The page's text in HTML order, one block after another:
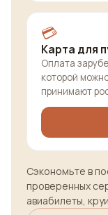
💳
Карта для
Оплата
которой
принимают
Сэкономьте в
проверенных
авиабилеты,